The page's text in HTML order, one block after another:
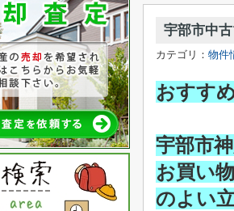
宇部市中
カテゴリ： 物件
おすす
宇部市
お買い
のよい